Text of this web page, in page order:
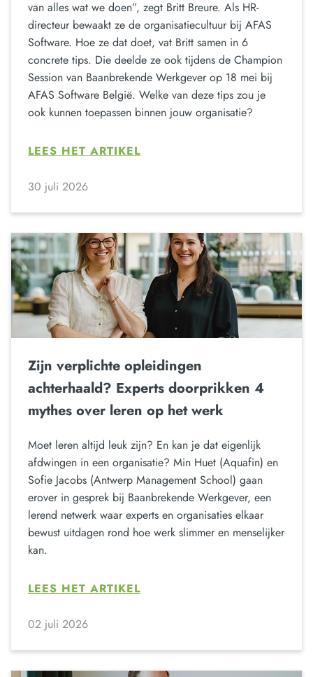
van alles wat we doen”, zegt Britt Breure. Als HR-
directeur bewaakt ze de organisatiecultuur bij AFAS
Software. Hoe ze dat doet, vat Britt samen in 6
concrete tips. Die deelde ze ook tijdens de Champion
Session van Baanbrekende Werkgever op 18 mei bij
AFAS Software België. Welke van deze tips zou je
ook kunnen toepassen binnen jouw organisatie?
LEES HET ARTIKEL
30 juli 2026
Zijn verplichte opleidingen
achterhaald? Experts doorprikken 4
mythes over leren op het werk
Moet leren altijd leuk zijn? En kan je dat eigenlijk
afdwingen in een organisatie? Min Huet (Aquafin) en
Sofie Jacobs (Antwerp Management School) gaan
erover in gesprek bij Baanbrekende Werkgever, een
lerend netwerk waar experts en organisaties elkaar
bewust uitdagen rond hoe werk slimmer en menselijker
kan.
LEES HET ARTIKEL
02 juli 2026